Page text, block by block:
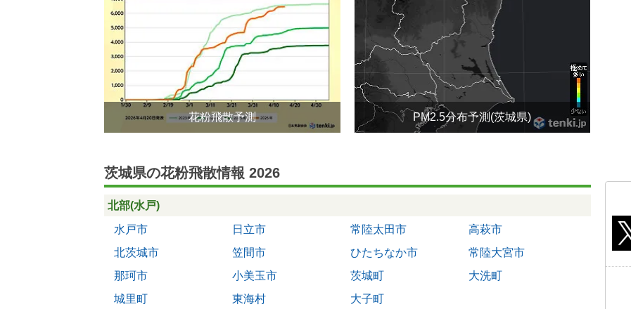
花粉飛散予測 PM2.5分布予測(茨城県)
茨城県の花粉飛散情報 2026
北部(水戸)
水戸市
日立市 常陸太田市
高萩市
北茨城市
笠間市 ひたちなか市
常陸大宮市
那珂市
小美玉市 茨城町
大洗町
城里町
東海村 大子町